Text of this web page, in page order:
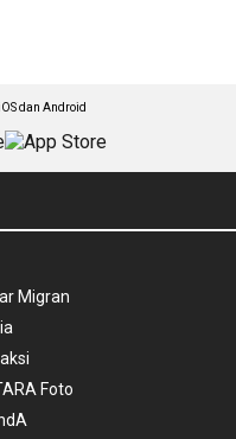
dan Android
Migran
Foto